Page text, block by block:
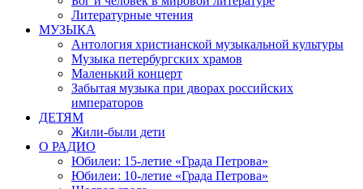
Литературные чтения
МУЗЫКА
Антология христианской музыкальной культуры
Музыка петербургских храмов
Маленький концерт
Забытая музыка при дворах российских
императоров
ДЕТЯМ
Жили-были дети
О РАДИО
Юбилеи: 15-летие «Града Петрова»
Юбилеи: 10-летие «Града Петрова»